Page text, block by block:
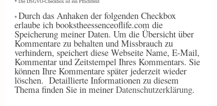
* Durch das Anhaken der folgenden Checkbox
erlaube ich bookstheessenceoflife.com die
Speicherung meiner Daten. Um die Übersicht über
Kommentare zu behalten und Missbrauch zu
verhindern, speichert diese Webseite Name, E-Mail,
Kommentar und Zeitstempel Ihres Kommentars. Sie
können Ihre Kommentare später jederzeit wieder
löschen. Detaillierte Informationen zu diesem
Thema finden Sie in meiner Datenschutzerklärung.